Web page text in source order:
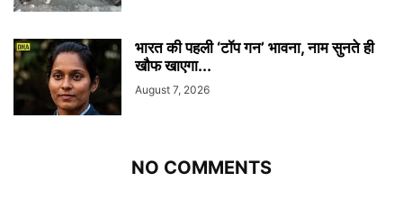
भारत की पहली ‘टॉप गन’ भावना, नाम सुनते ही
खौफ खाएगा...
August 7, 2026
NO COMMENTS